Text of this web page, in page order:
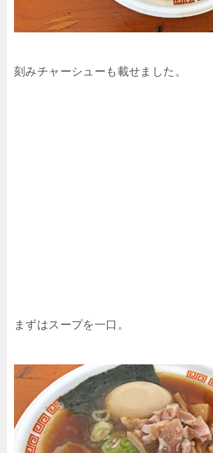
刻みチャーシューも載せました。
まずはスープを一口。